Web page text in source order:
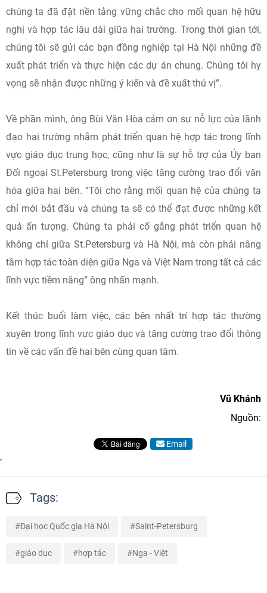
chúng ta đã đặt nền tảng vững chắc cho mối quan hệ hữu
nghị và hợp tác lâu dài giữa hai trường. Trong thời gian tới,
chúng tôi sẽ gửi các bạn đồng nghiệp tại Hà Nội những đề
xuất phát triển và thực hiện các dự án chung. Chúng tôi hy
vọng sẽ nhận được những ý kiến ​​và đề xuất thú vị”.
Về phần mình, ông Bùi Văn Hòa cảm ơn sự nỗ lực của lãnh
đạo hai trường nhằm phát triển quan hệ hợp tác trong lĩnh
vực giáo dục trung học, cũng như là sự hỗ trợ của Ủy ban
Đối ngoại St.Petersburg trong việc tăng cường trao đổi văn
hóa giữa hai bên. “Tôi cho rằng mối quan hệ của chúng ta
chỉ mới bắt đầu và chúng ta sẽ có thể đạt được những kết
quả ấn tượng. Chúng ta phải cố gắng phát triển quan hệ
không chỉ giữa St.Petersburg và Hà Nội, mà còn phải nâng
tầm hợp tác toàn diện giữa Nga và Việt Nam trong tất cả các
lĩnh vực tiềm năng” ông nhấn mạnh.
Kết thúc buổi làm việc, các bên nhất trí hợp tác thường
xuyên trong lĩnh vực giáo dục và tăng cường trao đổi thông
tin về các vấn đề hai bên cùng quan tâm.
Vũ Khánh
Nguồn:
Email
Tags:
Đại học Quốc gia Hà Nội Saint-Petersburg
giáo dục hợp tác Nga - Việt